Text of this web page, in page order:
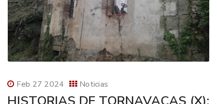
Feb 27 2024 Noticias